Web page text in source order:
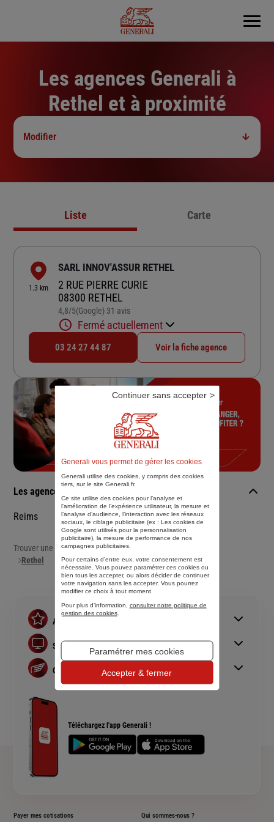
Menu
Les agences Generali à
Rethel et à proximité
Modifier
Liste Carte
1.3 km
SARL INNOV'ASSUR RETHEL
2 RUE PIERRE CURIE
08300 RETHEL
4,8/5Note de 4.8 sur 5
(Google) 31 avis
Fermé actuellement
03 24 27 44 87 Voir la fiche agence
Les agences Generali dans les villes à proximité
Reims
Trouver une agence Generali
Rethel
Téléchargez l'app Generali !
Assurances
Assurance auto
Assurance habitation
Assurance prêt immobilier
Complémentaire santé senior
Simulations
Simulation assurance auto
Devis assurance habitation
Simulation assurance de prêt immobilier
Devis assurance chien ou chat
Generali
Qui sommes nous ?
Rendements fonds euros Generali
Accessibilité sourds et malentendants
Plan du site
Payer mes cotisations Qui sommes-nous ?
Generali vous permet de gérer les cookies
Generali utilise des cookies, y compris des cookies
tiers, sur le site Generali.fr.
Ce site utilise des cookies pour l’analyse et
l'amélioration de l’expérience utilisateur, la mesure et
l’analyse d’audience, l’interaction avec les réseaux
sociaux, le ciblage publicitaire (ex : Les cookies de
Google sont utilisés pour la personnalisation
publicitaire), la mesure de performance de nos
campagnes publicitaires.
Pour certains d’entre eux, votre consentement est
nécessaire. Vous pouvez paramétrer ces cookies ou
bien tous les accepter, ou alors décider de continuer
votre navigation sans les accepter. Vous pourrez
modifier ce choix à tout moment.
Pour plus d’information, consulter notre politique de
gestion des cookies.
Paramétrer mes cookies
Continuer sans accepter
Accepter & fermer